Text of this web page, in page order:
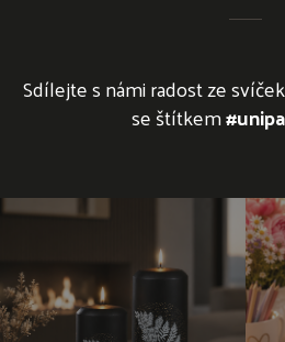
Sdílejte s námi radost ze
se štítkem